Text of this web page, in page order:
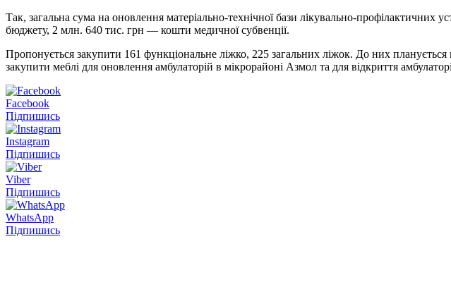
Так, загальна сума на оновлення матеріально-технічної бази лікувально-
бюджету, 2 млн. 640 тис. грн — кошти медичної субвенції.
Пропонується закупити 161 функціональне ліжко, 225 загальних ліжок. До них
закупити меблі для оновлення амбулаторій в мікрорайоні Азмол та для відкриття
Facebook
Підпишись
Instagram
Підпишись
Viber
Підпишись
WhatsApp
Підпишись